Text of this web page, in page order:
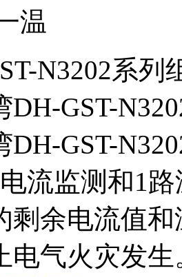
温
N3202系
DH-GST-
DH-GST-
流监测和1
剩余电流值
电气火灾发